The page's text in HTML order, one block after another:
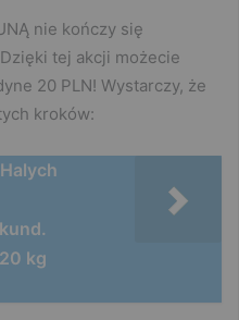
nie kończy się
tej akcji możecie
20 PLN! Wystarczy, że
kroków:
kg